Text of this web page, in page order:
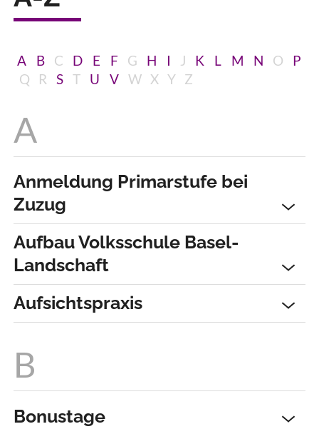
A B C D E F G H I J K L M N O
P
Q
R S T U V W X Y Z
Anmeldung Primarstufe bei
Zuzug
Aufbau Volksschule Basel-
Landschaft
Aufsichtspraxis
Bonustage